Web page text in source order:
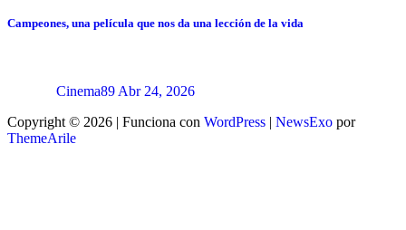
Campeones, una película que nos da una lección de la vida
Cinema89 Abr 24, 2026
Copyright © 2026 | Funciona con WordPress | NewsExo por
ThemeArile